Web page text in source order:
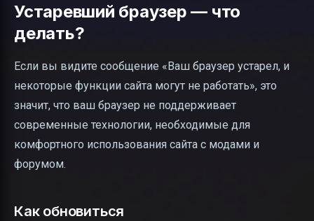
Устаревший браузер — что
делать?
Если вы видите сообщение «Ваш браузер устарел, и
некоторые функции сайта могут не работать», это
значит, что ваш браузер не поддерживает
современные технологии, необходимые для
комфортного использования сайта с модами и
форумом.
Как обновиться